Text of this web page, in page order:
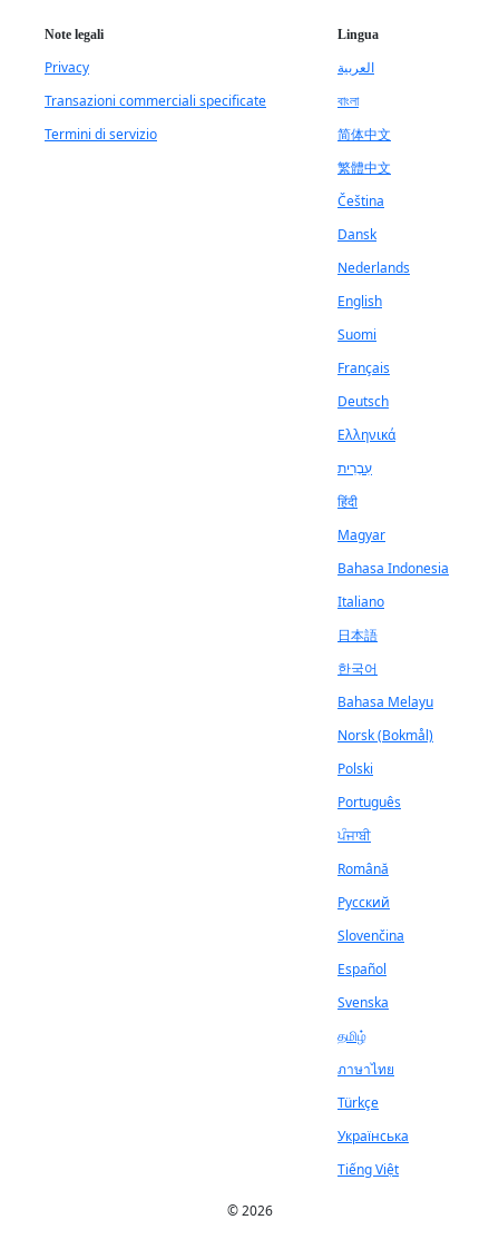
Note legali
Privacy
Transazioni commerciali specificate
Termini di servizio
Lingua
العربية
বাংলা
简体中文
繁體中文
Čeština
Dansk
Nederlands
English
Suomi
Français
Deutsch
Ελληνικά
עִבְרִית
हिंदी
Magyar
Bahasa Indonesia
Italiano
日本語
한국어
Bahasa Melayu
Norsk (Bokmål)
Polski
Português
ਪੰਜਾਬੀ
Română
Русский
Slovenčina
Español
Svenska
தமிழ்
ภาษาไทย
Türkçe
Українська
Tiếng Việt
© 2026